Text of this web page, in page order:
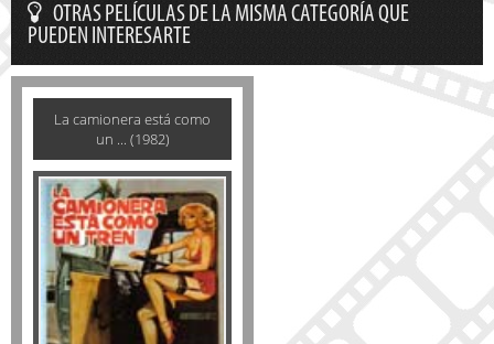
OTRAS PELÍCULAS DE LA MISMA CATEGORÍA QUE
PUEDEN INTERESARTE
La camionera está como
un ... (1982)